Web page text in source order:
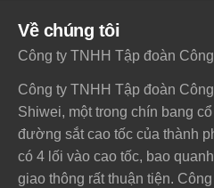
Về chúng tôi
Công ty TNHH Tập đoàn
Công ty TNHH Tập đoàn
Shiwei, một trong chín bang
đường sắt cao tốc của thành
có 4 lối vào cao tốc, bao
giao thông rất thuận tiện.